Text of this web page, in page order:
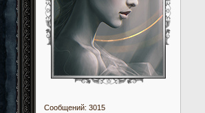
Сообщений: 3015